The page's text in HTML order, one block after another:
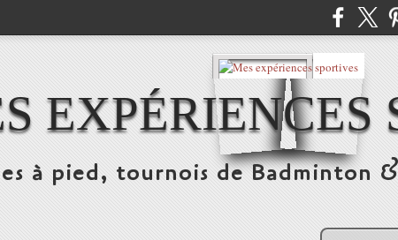
EXPÉRIENCES
à pied, tournois de Badminton